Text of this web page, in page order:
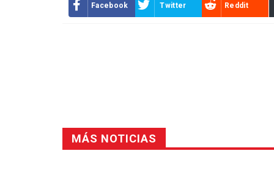
Facebook Twitter Reddit
MÁS NOTICIAS